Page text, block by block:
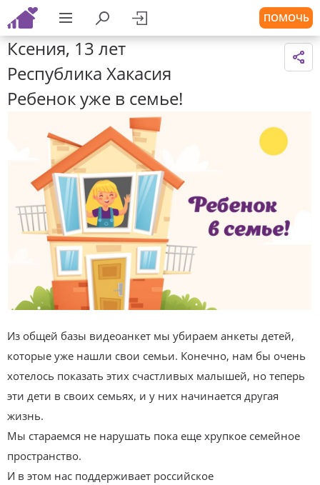
ПОМОЧЬ
Ксения, 13 лет
Республика Хакасия
Ребенок уже в семье!
Из общей базы видеоанкет мы убираем анкеты детей,
которые уже нашли свои семьи. Конечно, нам бы очень
хотелось показать этих счастливых малышей, но теперь
эти дети в своих семьях, и у них начинается другая
жизнь.
Мы стараемся не нарушать пока еще хрупкое семейное
пространство.
И в этом нас поддерживает российское